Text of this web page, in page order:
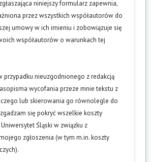
niniejszy formularz zapewnia,
przez wszystkich współautorów do
umowy w ich imieniu i zobowiązuje się
współautorów o warunkach tej
przypadku nieuzgodnionego z redakcją
wycofania przeze mnie tekstu z
lub skierowania go równolegle do
się pokryć wszelkie koszty
Śląski w związku z
zgłoszenia (w tym m.in. koszty